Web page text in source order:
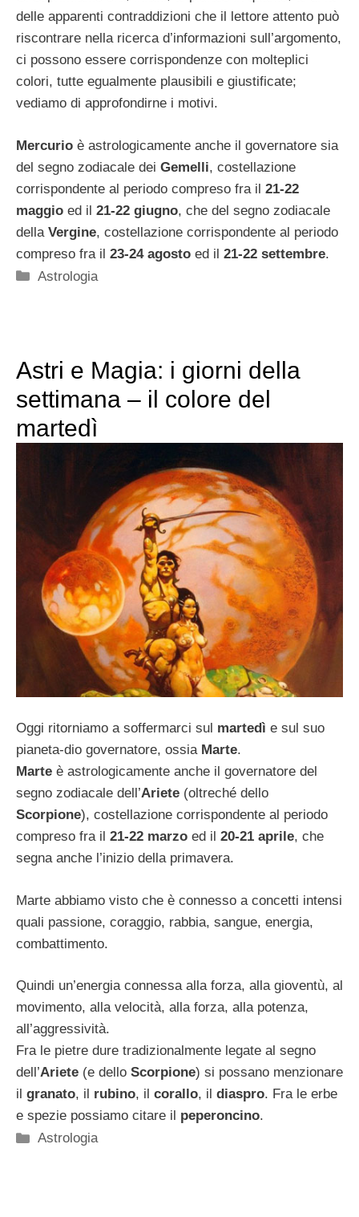
delle apparenti contraddizioni che il lettore attento può
riscontrare nella ricerca d’informazioni sull’argomento,
ci possono essere corrispondenze con molteplici
colori, tutte egualmente plausibili e giustificate;
vediamo di approfondirne i motivi.
Mercurio è astrologicamente anche il governatore sia
del segno zodiacale dei Gemelli, costellazione
corrispondente al periodo compreso fra il 21-22
maggio ed il 21-22 giugno, che del segno zodiacale
della Vergine, costellazione corrispondente al periodo
compreso fra il 23-24 agosto ed il 21-22 settembre.
Categorie
Astrologia
Astri e Magia: i giorni della
settimana – il colore del
martedì
Oggi ritorniamo a soffermarci sul martedì e sul suo
pianeta-dio governatore, ossia Marte.
Marte è astrologicamente anche il governatore del
segno zodiacale dell’Ariete (oltreché dello
Scorpione), costellazione corrispondente al periodo
compreso fra il 21-22 marzo ed il 20-21 aprile, che
segna anche l’inizio della primavera.
Marte abbiamo visto che è connesso a concetti intensi
quali passione, coraggio, rabbia, sangue, energia,
combattimento.
Quindi un’energia connessa alla forza, alla gioventù, al
movimento, alla velocità, alla forza, alla potenza,
all’aggressività.
Fra le pietre dure tradizionalmente legate al segno
dell’Ariete (e dello Scorpione) si possano menzionare
il granato, il rubino, il corallo, il diaspro. Fra le erbe
e spezie possiamo citare il peperoncino.
Categorie
Astrologia